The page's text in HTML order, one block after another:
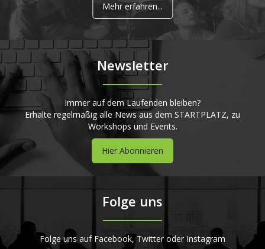
Mehr erfahren...
Newsletter
Immer auf dem Laufenden bleiben?
Erhalte regelmäßig alle News aus dem STARTPLATZ, zu
Workshops und Events.
Hier Abonnieren
Folge uns
Folge uns auf Facebook, Twitter oder Instagram